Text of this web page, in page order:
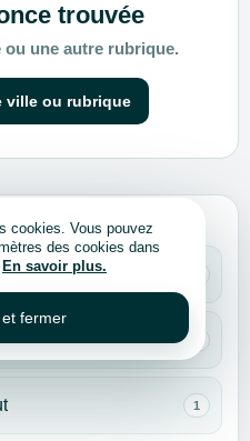
trouvée
ou une autre rubrique.
ville ou rubrique
1
cookies. Vous pouvez
des cookies dans
En savoir plus.
fermer